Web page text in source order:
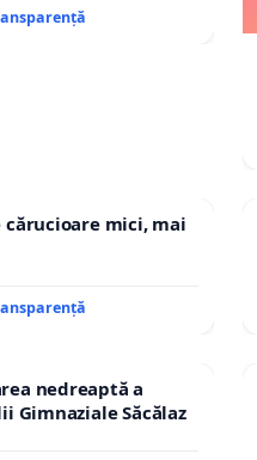
mici, mai
nedreaptă a
Gimnaziale Săcălaz